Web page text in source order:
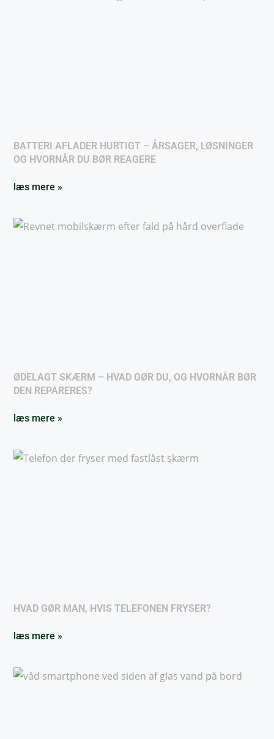
BATTERI AFLADER HURTIGT – ÅRSAGER, LØSNINGER
OG HVORNÅR DU BØR REAGERE
læs mere »
ØDELAGT SKÆRM – HVAD GØR DU, OG HVORNÅR BØR
DEN REPARERES?
læs mere »
HVAD GØR MAN, HVIS TELEFONEN FRYSER?
læs mere »